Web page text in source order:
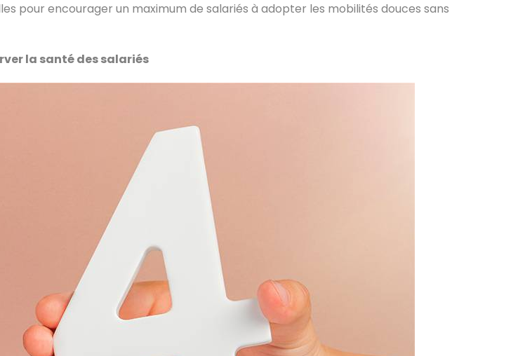
pour encourager un maximum de salariés à adopter les mobilités douces sans
la santé des salariés